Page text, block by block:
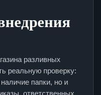
разливных
реальную проверку:
папки, но и
ответственных